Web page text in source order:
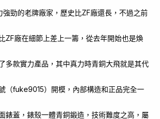
強勁的老牌廠家，歷史比ZF廠還長，不過之前
ZF廠在細節上差上一籌，從去年開始也是煥
多款實力產品，其中真力時青銅大飛就是其代
（fuke9015）開模，內部構造和正品完全一
錶蓋，錶殼一體青銅鍛造，技術難度之高，屬